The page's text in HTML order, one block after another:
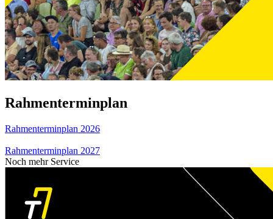
Rahmenterminplan
Rahmenterminplan 2026
Rahmenterminplan 2027
Noch mehr Service